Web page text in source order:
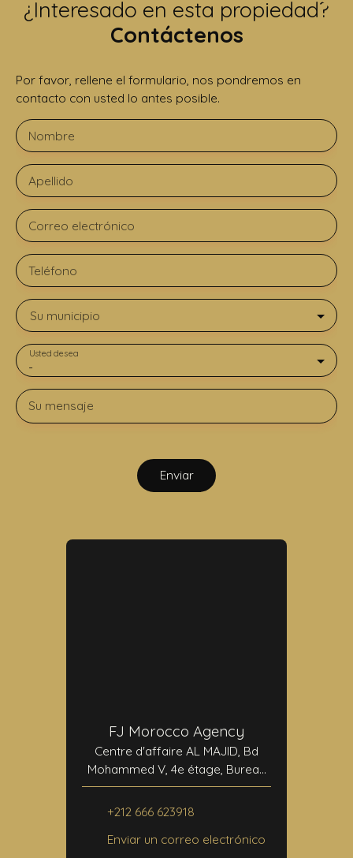
¿Interesado en esta propiedad?
Contáctenos
Por favor, rellene el formulario, nos pondremos en
contacto con usted lo antes posible.
Nombre
Apellido
Correo electrónico
Teléfono
Su municipio
-
Usted desea
Su mensaje
Enviar
FJ Morocco Agency
Centre d'affaire AL MAJID, Bd
Mohammed V, 4e étage, Bureau
N°24
40000 Marrakech
+212 666 623918
Enviar un correo electrónico